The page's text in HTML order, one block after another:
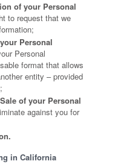
of your Personal
to request that we
Personal
Personal
format that allows
entity – provided
of your Personal
against you for
in California